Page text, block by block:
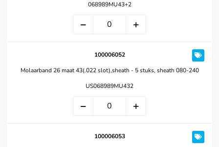
068989MU43+2
100006052
Molaarband 26 maat 43(.022 slot),sheath - 5 stuks, sheath 080-240
US068989MU432
100006053